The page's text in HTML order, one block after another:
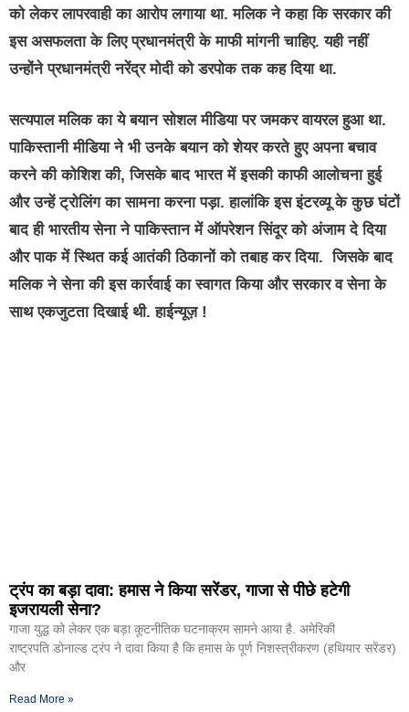
को लेकर लापरवाही का आरोप लगाया था. मलिक ने कहा कि सरकार की
इस असफलता के लिए प्रधानमंत्री के माफी मांगनी चाहिए. यही नहीं
उन्होंने प्रधानमंत्री नरेंद्र मोदी को डरपोक तक कह दिया था.
सत्यपाल मलिक का ये बयान सोशल मीडिया पर जमकर वायरल हुआ था.
पाकिस्तानी मीडिया ने भी उनके बयान को शेयर करते हुए अपना बचाव
करने की कोशिश की, जिसके बाद भारत में इसकी काफी आलोचना हुई
और उन्हें ट्रोलिंग का सामना करना पड़ा. हालांकि इस इंटरव्यू के कुछ घंटों
बाद ही भारतीय सेना ने पाकिस्तान में ऑपरेशन सिंदूर को अंजाम दे दिया
और पाक में स्थित कई आतंकी ठिकानों को तबाह कर दिया. जिसके बाद
मलिक ने सेना की इस कार्रवाई का स्वागत किया और सरकार व सेना के
साथ एकजुटता दिखाई थी. हाईन्यूज़ !
ट्रंप का बड़ा दावा: हमास ने किया सरेंडर, गाजा से पीछे हटेगी
इजरायली सेना?
गाजा युद्ध को लेकर एक बड़ा कूटनीतिक घटनाक्रम सामने आया है. अमेरिकी
राष्ट्रपति डोनाल्ड ट्रंप ने दावा किया है कि हमास के पूर्ण निशस्त्रीकरण (हथियार सरेंडर)
और
Read More »